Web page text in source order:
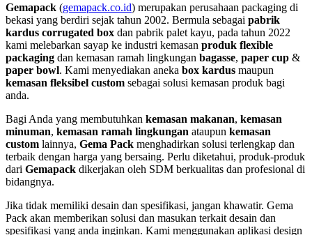
Gemapack (gemapack.co.id) merupakan perusahaan packaging di
bekasi yang berdiri sejak tahun 2002. Bermula sebagai pabrik
kardus corrugated box dan pabrik palet kayu, pada tahun 2022
kami melebarkan sayap ke industri kemasan produk flexible
packaging dan kemasan ramah lingkungan bagasse, paper cup &
paper bowl. Kami menyediakan aneka box kardus maupun
kemasan fleksibel custom sebagai solusi kemasan produk bagi
anda.
Bagi Anda yang membutuhkan kemasan makanan, kemasan
minuman, kemasan ramah lingkungan ataupun kemasan
custom lainnya, Gema Pack menghadirkan solusi terlengkap dan
terbaik dengan harga yang bersaing. Perlu diketahui, produk-produk
dari Gemapack dikerjakan oleh SDM berkualitas dan profesional di
bidangnya.
Jika tidak memiliki desain dan spesifikasi, jangan khawatir. Gema
Pack akan memberikan solusi dan masukan terkait desain dan
spesifikasi yang anda inginkan. Kami menggunakan aplikasi design